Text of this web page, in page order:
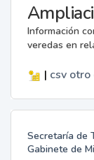
Información
veredas en
| csv otro
Secretaría de
Gabinete de